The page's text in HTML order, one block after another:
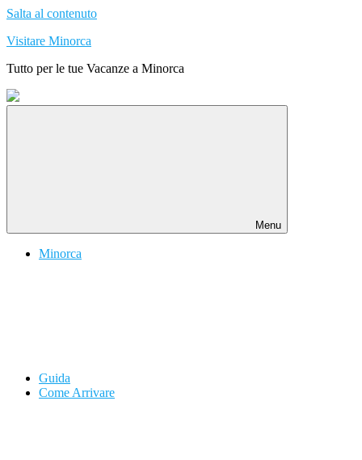
Salta al contenuto
Visitare Minorca
Tutto per le tue Vacanze a Minorca
Menu
Minorca
Guida
Come Arrivare